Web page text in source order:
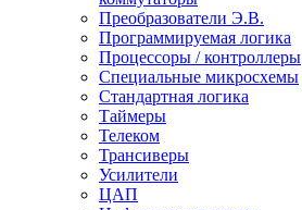
Преобразователи Э.В.
Программируемая логика
Процессоры / контроллеры
Специальные микросхемы
Стандартная логика
Таймеры
Телеком
Трансиверы
Усилители
ЦАП